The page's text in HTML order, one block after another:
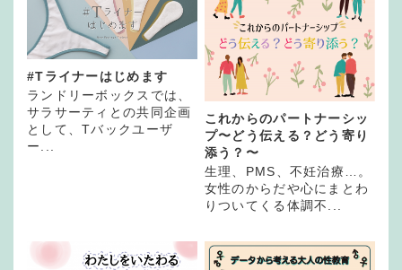
#Tライナーはじめます
ランドリーボックスでは、
サラサーティとの共同企画
として、Tバックユーザ
ー...
これからのパートナーシッ
プ〜どう伝える？どう寄り
添う？〜
生理、PMS、不妊治療…。
女性のからだや心にまとわ
りついてくる体調不...